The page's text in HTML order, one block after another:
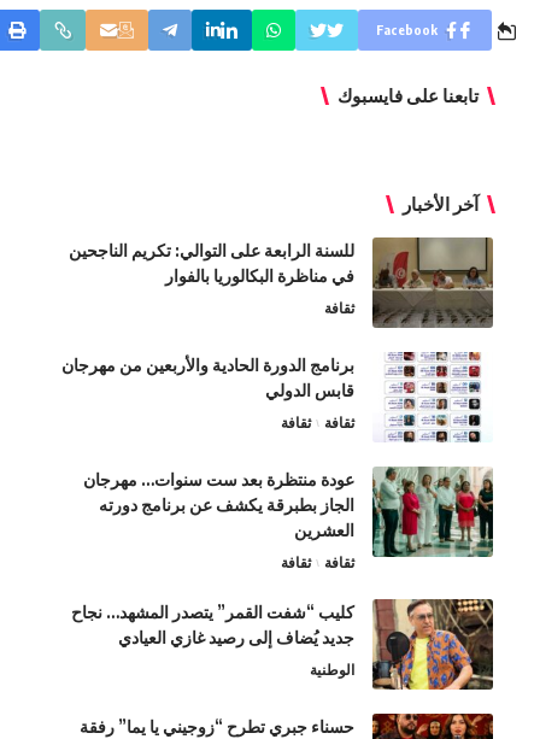
Facebook
تابعنا على فايسبوك
آخر الأخبار
للسنة الرابعة على التوالي: تكريم الناجحين
في مناظرة البكالوريا بالفوار
ثقافة
برنامج الدورة الحادية والأربعين من مهرجان
قابس الدولي
ثقافة ثقافة
عودة منتظرة بعد ست سنوات… مهرجان
الجاز بطبرقة يكشف عن برنامج دورته
العشرين
ثقافة ثقافة
كليب “شفت القمر” يتصدر المشهد… نجاح
جديد يُضاف إلى رصيد غازي العيادي
الوطنية
حسناء جبري تطرح “زوجيني يا يما” رفقة